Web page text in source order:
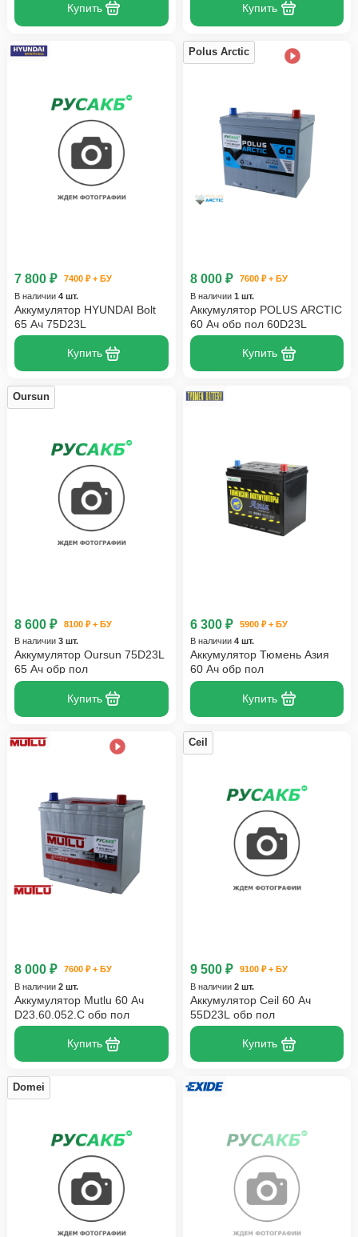
Купить Купить
7 800 ₽
7400 ₽ + БУ
В наличии 4 шт.
Аккумулятор HYUNDAI Bolt
65 Ач 75D23L
Купить
Polus Arctic
8 000 ₽
7600 ₽ + БУ
В наличии 1 шт.
Аккумулятор POLUS ARCTIC
60 Ач обр пол 60D23L
Купить
Oursun
8 600 ₽
8100 ₽ + БУ
В наличии 3 шт.
Аккумулятор Oursun 75D23L
65 Ач обр пол
Купить
6 300 ₽
5900 ₽ + БУ
В наличии 4 шт.
Аккумулятор Тюмень Азия
60 Ач обр пол
Купить
8 000 ₽
7600 ₽ + БУ
В наличии 2 шт.
Аккумулятор Mutlu 60 Ач
D23.60.052.C обр пол
Купить
Ceil
9 500 ₽
9100 ₽ + БУ
В наличии 2 шт.
Аккумулятор Ceil 60 Ач
55D23L обр пол
Купить
Domei